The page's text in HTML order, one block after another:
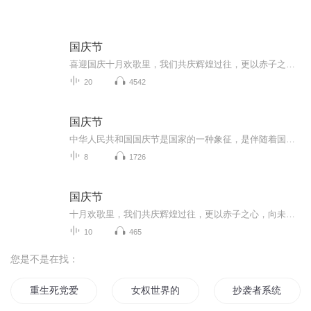
国庆节
20 4542
国庆节
8 1726
国庆节
10 465
您是不是在找：
重生死党爱上我 女权世界的文抄公 抄袭者系统